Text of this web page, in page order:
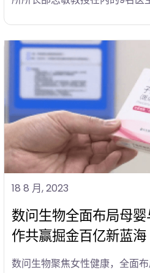
18 8 月, 2023
数问生物全面布局母
作共赢掘金百亿新蓝海
数问生物聚焦女性健康，全面